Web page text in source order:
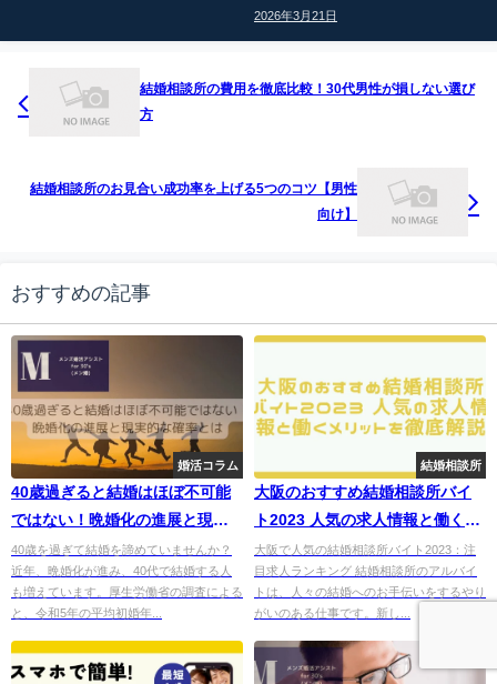
2026年3月21日
結婚相談所の費用を徹底比較！30代男性が損しない選び
方
結婚相談所のお見合い成功率を上げる5つのコツ【男性
向け】
おすすめの記事
婚活コラム
40歳過ぎると結婚はほぼ不可能
ではない！晩婚化の進展と現実
的な確率とは
40歳を過ぎて結婚を諦めていませんか？
近年、晩婚化が進み、40代で結婚する人
も増えています。厚生労働省の調査による
と、令和5年の平均初婚年...
結婚相談所
大阪のおすすめ結婚相談所バイ
ト2023 人気の求人情報と働くメ
リットを徹底解説
大阪で人気の結婚相談所バイト2023：注
目求人ランキング 結婚相談所のアルバイ
トは、人々の結婚へのお手伝いをするやり
がいのある仕事です。新し...